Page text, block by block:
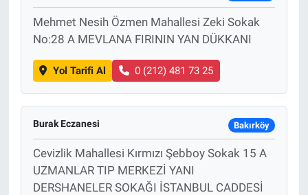
Mehmet Nesih Özmen Mahallesi Zeki Sokak
No:28 A MEVLANA FIRININ YAN DÜKKANI
Yol Tarifi Al 0 (212) 481 73 25
Burak Eczanesi Bakırköy
Cevizlik Mahallesi Kırmızı Şebboy Sokak 15 A
UZMANLAR TIP MERKEZİ YANI
DERSHANELER SOKAĞI İSTANBUL CADDESİ